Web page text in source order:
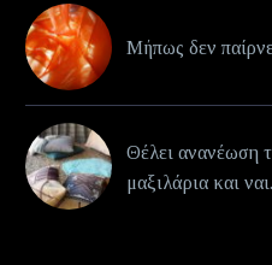
Μήπως δεν
Θέλει ανανέωση
μαξιλάρια και